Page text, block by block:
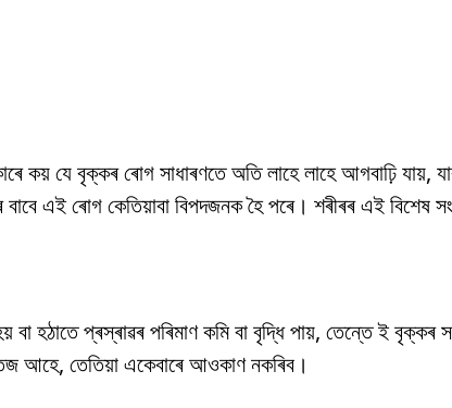
কয় যে বৃক্কৰ ৰোগ সাধাৰণতে অতি লাহে লাহে আগবাঢ়ি যায়,
এই ৰোগ কেতিয়াবা বিপদজনক হৈ পৰে। শৰীৰৰ এই বিশেষ
হঠাতে প্ৰস্ৰাৱৰ পৰিমাণ কমি বা বৃদ্ধি পায়, তেন্তে ই বৃক্কৰ
আহে, তেতিয়া একেবাৰে আওকাণ নকৰিব।